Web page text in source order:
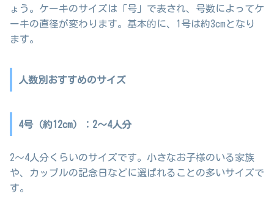
ょう。ケーキのサイズは「号」で表され、号数によってケ
ーキの直径が変わります。基本的に、1号は約3cmとなり
ます。
人数別おすすめのサイズ
4号（約12cm）：2～4人分
2～4人分くらいのサイズです。小さなお子様のいる家族
や、カップルの記念日などに選ばれることの多いサイズで
す。